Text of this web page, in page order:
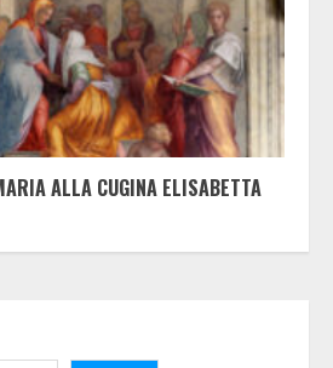
ALLA CUGINA ELISABETTA